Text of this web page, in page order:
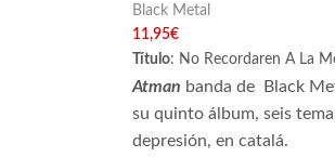
Black Metal
11,95€
Título: No Recordaren A La
Atman banda de Black
su quinto álbum, seis
depresión, en catalá.